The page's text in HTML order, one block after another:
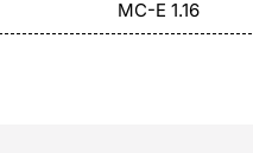
MC-E 1.16